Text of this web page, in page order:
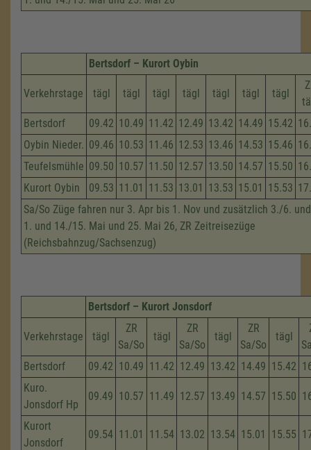
Bertsdorf – Kurort Oybin
Verkehrstage tägl tägl tägl tägl tägl tägl tägl
Bertsdorf
09.42 10.49 11.42 12.49 13.42 14.49 15.42
Oybin Nieder. 09.46 10.53 11.46 12.53 13.46 14.53 15.46
Teufelsmühle 09.50 10.57 11.50 12.57 13.50 14.57 15.50
Kurort Oybin
09.53 11.01 11.53 13.01 13.53 15.01 15.53
Sa/So Züge fahren nur 3. Apr bis 1. Nov und zusätzlich 3./6.
1. und 14./15. Mai und 25. Mai 26, ZR Zeitreisezüge
(Reichsbahnzug/Sachsenzug)
Bertsdorf – Kurort Jonsdorf
Verkehrstage tägl
ZR
Sa/So
tägl
ZR
Sa/So
tägl
ZR
Sa/So
tägl
Bertsdorf
09.42 10.49 11.42 12.49 13.42 14.49 15.42
Kuro.
Jonsdorf Hp
09.49 10.57 11.49 12.57 13.49 14.57 15.50
Kurort
Jonsdorf
09.54 11.01 11.54 13.02 13.54 15.01 15.55